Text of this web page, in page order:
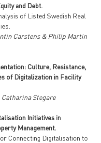
and Debt.
of Listed Swedish Real
Carstens & Philip Martin
Culture, Resistance,
of Digitalization in Facility
Stegare
Initiatives in
Management.
Connecting Digitalisation to